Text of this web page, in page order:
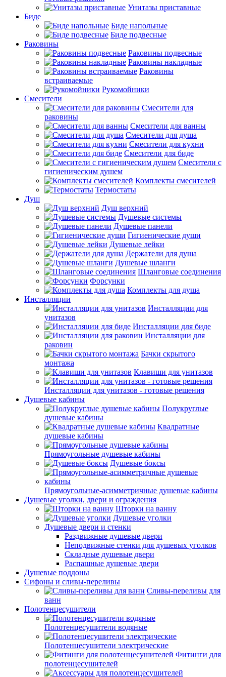
Унитазы приставные
Биде
Биде напольные
Биде подвесные
Раковины
Раковины подвесные
Раковины накладные
Раковины
встраиваемые
Рукомойники
Смесители
Смесители для
раковины
Смесители для ванны
Смесители для душа
Смесители для кухни
Смесители для биде
Смесители с
гигиеническим душем
Комплекты смесителей
Термостаты
Душ
Душ верхний
Душевые системы
Душевые панели
Гигиенические души
Душевые лейки
Держатели для душа
Душевые шланги
Шланговые соединения
Форсунки
Комплекты для душа
Инсталляции
Инсталляции для
унитазов
Инсталляции для биде
Инсталляции для
раковин
Бачки скрытого
монтажа
Клавиши для унитазов
Инсталляции для унитазов - готовые решения
Душевые кабины
Полукруглые
душевые кабины
Квадратные
душевые кабины
Прямоугольные душевые кабины
Душевые боксы
Прямоугольные-асимметричные душевые кабины
Душевые уголки, двери и ограждения
Шторки на ванну
Душевые уголки
Душевые двери и стенки
Раздвижные душевые двери
Неподвижные стенки для душевых уголков
Складные душевые двери
Распашные душевые двери
Душевые поддоны
Сифоны и сливы-переливы
Сливы-переливы для
ванн
Полотенцесушители
Полотенцесушители водяные
Полотенцесушители электрические
Фитинги для
полотенцесушителей